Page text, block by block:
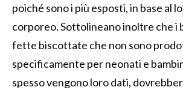
poiché sono i più esposti, in base al
corporeo. Sottolineano inoltre che i
fette biscottate che non sono
specificamente per neonati e
spesso vengono loro dati,